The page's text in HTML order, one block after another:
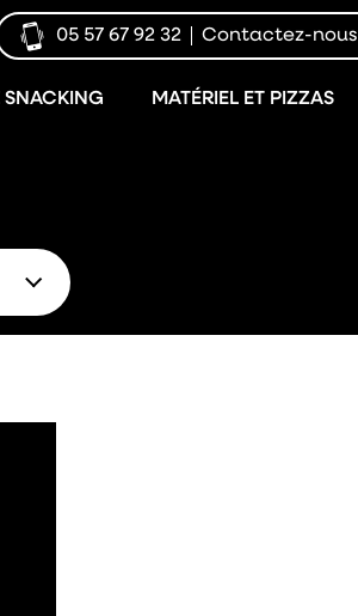
05 57 67 92 32 Contactez-nous
SNACKING MATÉRIEL ET PIZZAS